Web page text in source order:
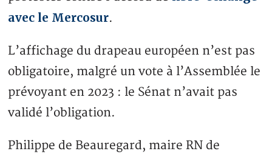
avec le Mercosur.
L’affichage du drapeau européen n’est pas
obligatoire, malgré un vote à l’Assemblée le
prévoyant en 2023 : le Sénat n’avait pas
validé l’obligation.
Philippe de Beauregard, maire RN de